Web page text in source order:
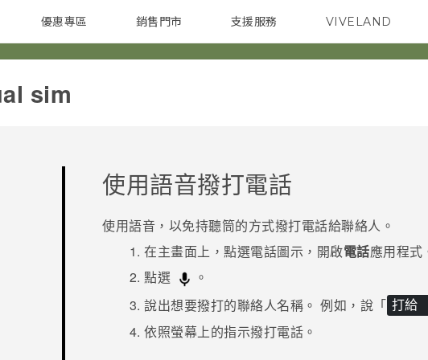
智慧型手機 配件
優惠專區
焦點訊息 校園專案 企業採購
銷售門市
銷售通路 支援服務 VIVELAND
sim‎
使用語音撥打電話
使用語音，以免持聽筒的方式撥打電話給聯絡人。
在主畫面上，點選電話圖示，開啟電話應用程式
點選
。
說出想要撥打的聯絡人名稱。例如，說「 打給
依照螢幕上的指示撥打電話。